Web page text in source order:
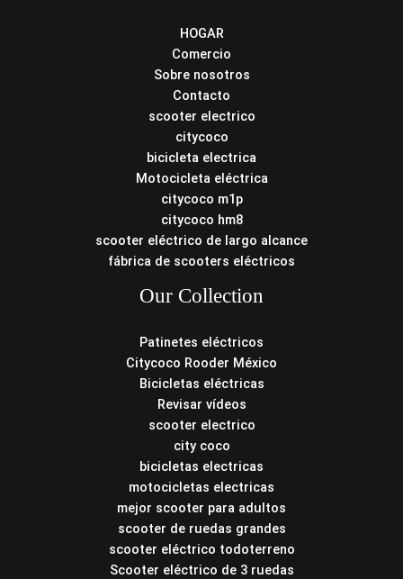
HOGAR
Comercio
Sobre nosotros
Contacto
scooter electrico
citycoco
bicicleta electrica
Motocicleta eléctrica
citycoco m1p
citycoco hm8
scooter eléctrico de largo alcance
fábrica de scooters eléctricos
Our Collection
Patinetes eléctricos
Citycoco Rooder México
Bicicletas eléctricas
Revisar vídeos
scooter electrico
city coco
bicicletas electricas
motocicletas electricas
mejor scooter para adultos
scooter de ruedas grandes
scooter eléctrico todoterreno
Scooter eléctrico de 3 ruedas